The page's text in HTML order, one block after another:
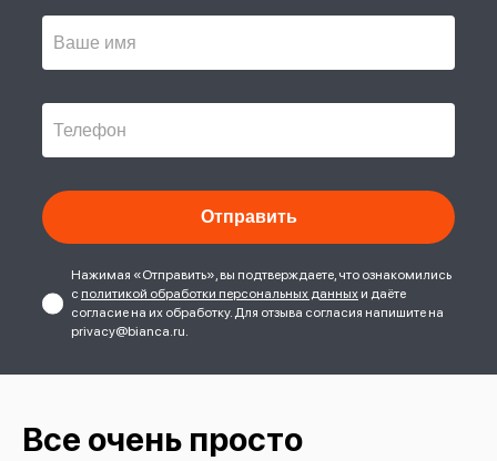
Нажимая «Отправить», вы подтверждаете, что ознакомились
с политикой обработки персональных данных и даёте
согласие на их обработку. Для отзыва согласия напишите на
privacy@bianca.ru.
Все очень просто